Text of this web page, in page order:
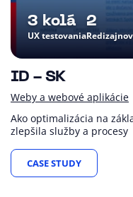
UX testovania
3 kolá 2
ID - SK
Weby a webové aplikácie
Ako optimalizácia na
zlepšila služby a procesy
CASE STUDY